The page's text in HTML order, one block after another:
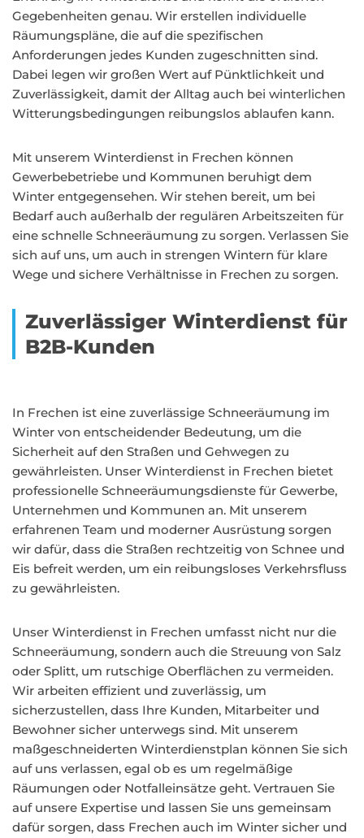
Gegebenheiten genau. Wir erstellen individuelle
Räumungspläne, die auf die spezifischen
Anforderungen jedes Kunden zugeschnitten sind.
Dabei legen wir großen Wert auf Pünktlichkeit und
Zuverlässigkeit, damit der Alltag auch bei winterlichen
Witterungsbedingungen reibungslos ablaufen kann.
Mit unserem Winterdienst in Frechen können
Gewerbebetriebe und Kommunen beruhigt dem
Winter entgegensehen. Wir stehen bereit, um bei
Bedarf auch außerhalb der regulären Arbeitszeiten für
eine schnelle Schneeräumung zu sorgen. Verlassen Sie
sich auf uns, um auch in strengen Wintern für klare
Wege und sichere Verhältnisse in Frechen zu sorgen.
Zuverlässiger Winterdienst für
B2B-Kunden
In Frechen ist eine zuverlässige Schneeräumung im
Winter von entscheidender Bedeutung, um die
Sicherheit auf den Straßen und Gehwegen zu
gewährleisten. Unser Winterdienst in Frechen bietet
professionelle Schneeräumungsdienste für Gewerbe,
Unternehmen und Kommunen an. Mit unserem
erfahrenen Team und moderner Ausrüstung sorgen
wir dafür, dass die Straßen rechtzeitig von Schnee und
Eis befreit werden, um ein reibungsloses Verkehrsfluss
zu gewährleisten.
Unser Winterdienst in Frechen umfasst nicht nur die
Schneeräumung, sondern auch die Streuung von Salz
oder Splitt, um rutschige Oberflächen zu vermeiden.
Wir arbeiten effizient und zuverlässig, um
sicherzustellen, dass Ihre Kunden, Mitarbeiter und
Bewohner sicher unterwegs sind. Mit unserem
maßgeschneiderten Winterdienstplan können Sie sich
auf uns verlassen, egal ob es um regelmäßige
Räumungen oder Notfalleinsätze geht. Vertrauen Sie
auf unsere Expertise und lassen Sie uns gemeinsam
dafür sorgen, dass Frechen auch im Winter sicher und